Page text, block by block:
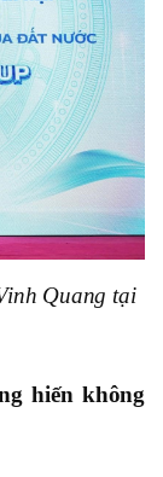
Quang tại
hiến không